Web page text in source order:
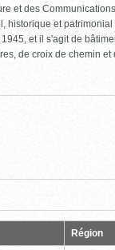
et des
historique et
et il s'agit de
de croix de chemin et
Région